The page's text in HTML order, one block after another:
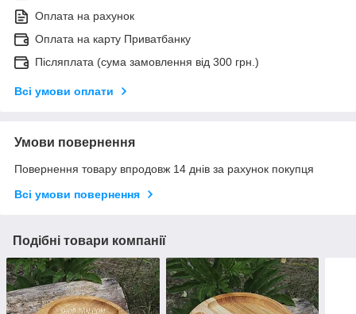
Оплата на рахунок
Оплата на карту Приватбанку
Післяплата (сума замовлення від 300 грн.)
Всі умови оплати
Умови повернення
Повернення товару впродовж 14 днів за рахунок покупця
Всі умови повернення
Подібні товари компанії